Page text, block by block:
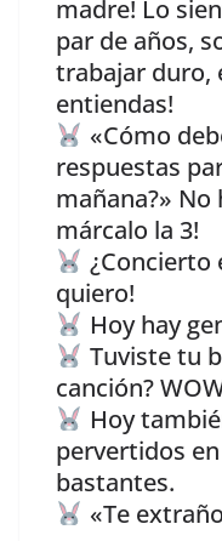
madre! Lo
par de años,
trabajar duro,
entiendas!
«Cómo
respuestas
mañana?» No
márcalo la 3!
¿Concierto
quiero!
Hoy hay
Tuviste tu
canción?
Hoy
pervertidos
bastantes.
«Te